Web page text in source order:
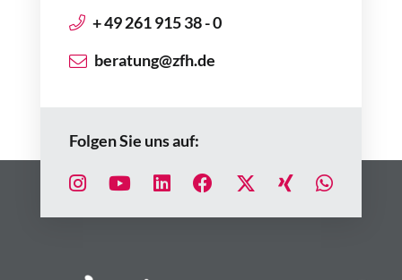
+ 49 261 915 38 - 0
beratung@zfh.de
Folgen Sie uns auf: